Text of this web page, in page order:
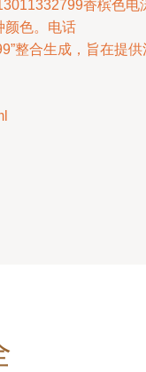
香槟色电
颜色。电话
整合生成，旨在提供